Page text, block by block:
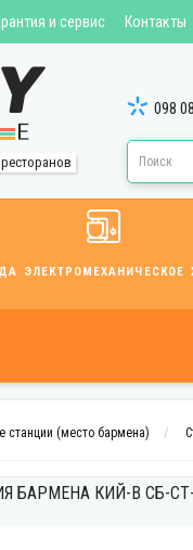
и сервис Контакты
098
ЭЛЕКТРОМЕХАНИЧЕСКОЕ
станции (место бармена)
БАРМЕНА КИЙ-В СБ-СТ-